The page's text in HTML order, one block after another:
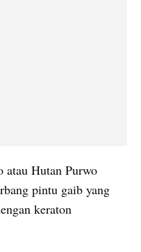
atau Hutan Purwo
pintu gaib yang
keraton